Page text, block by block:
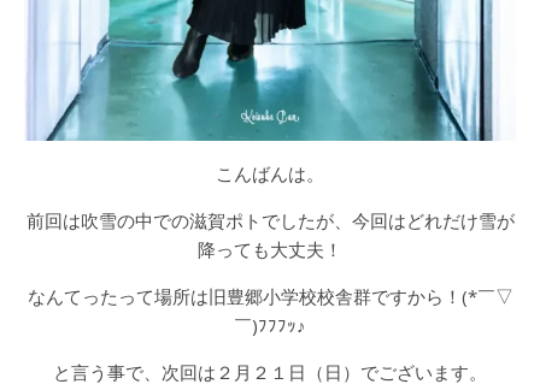
こんばんは。
前回は吹雪の中での滋賀ポトでしたが、今回はどれだけ雪が
降っても大丈夫！
なんてったって場所は旧豊郷小学校校舎群ですから！(*￣▽
￣)ﾌﾌﾌｯ♪
と言う事で、次回は２月２１日（日）でございます。